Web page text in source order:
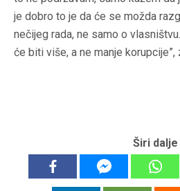
je dobro to je da će se možda
nečijeg rada, ne samo o
će biti više, a ne manje
Širi dalje